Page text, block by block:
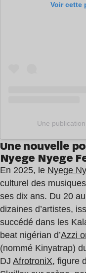
Voir cette
Une
Une nouvelle
Nyege Nyege
En 2025, le Nyege
culturel des
ses dix ans. Du 20
dizaines d’artistes,
succédé dans les
beat nigérian d’Azzi
(nommé Kinyatrap)
DJ AfrotroniX, figure